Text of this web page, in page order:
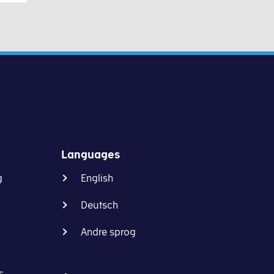
Languages
English
Deutsch
Andre sprog